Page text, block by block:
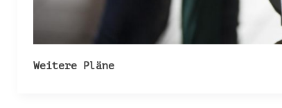
Weitere Pläne